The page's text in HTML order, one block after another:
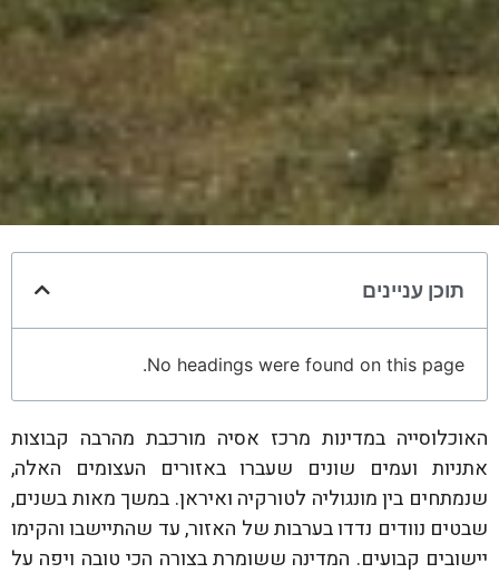
תוכן עניינים
No headings were found on this page.
האוכלוסייה במדינות מרכז אסיה מורכבת מהרבה קבוצות
אתניות ועמים שונים שעברו באזורים העצומים האלה,
שנמתחים בין מונגוליה לטורקיה ואיראן. במשך מאות בשנים,
שבטים נוודים נדדו בערבות של האזור, עד שהתיישבו והקימו
יישובים קבועים. המדינה ששומרת בצורה הכי טובה ויפה על